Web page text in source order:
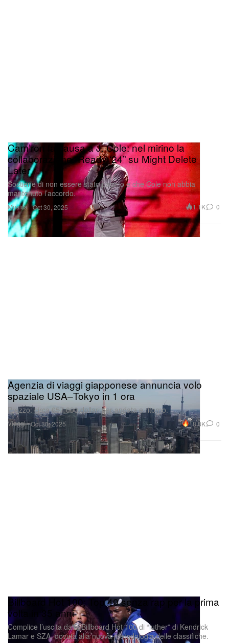
Musica
Cam’ron fa causa a J. Cole: nel mirino la
collaborazione “Ready ‘24” su Might Delete
Later
Sostiene di non essere stato pagato e che Cole non abbia
mantenuto l’accordo.
Oct 30, 2025 1.1K 0
Viaggi
Agenzia di viaggi giapponese annuncia volo
spaziale USA–Tokyo in 1 ora
Prezzo: circa 657.000 dollari per andata e ritorno.
Oct 30, 2025 18.8K 0
Billboard Hot 100: Top 40 senza rap per la prima
volta in 35 anni
Complice l’uscita dalla Billboard Hot 100 di “luther” di Kendrick
Lamar e SZA, dovuta alla nuova metodologia delle classifiche.